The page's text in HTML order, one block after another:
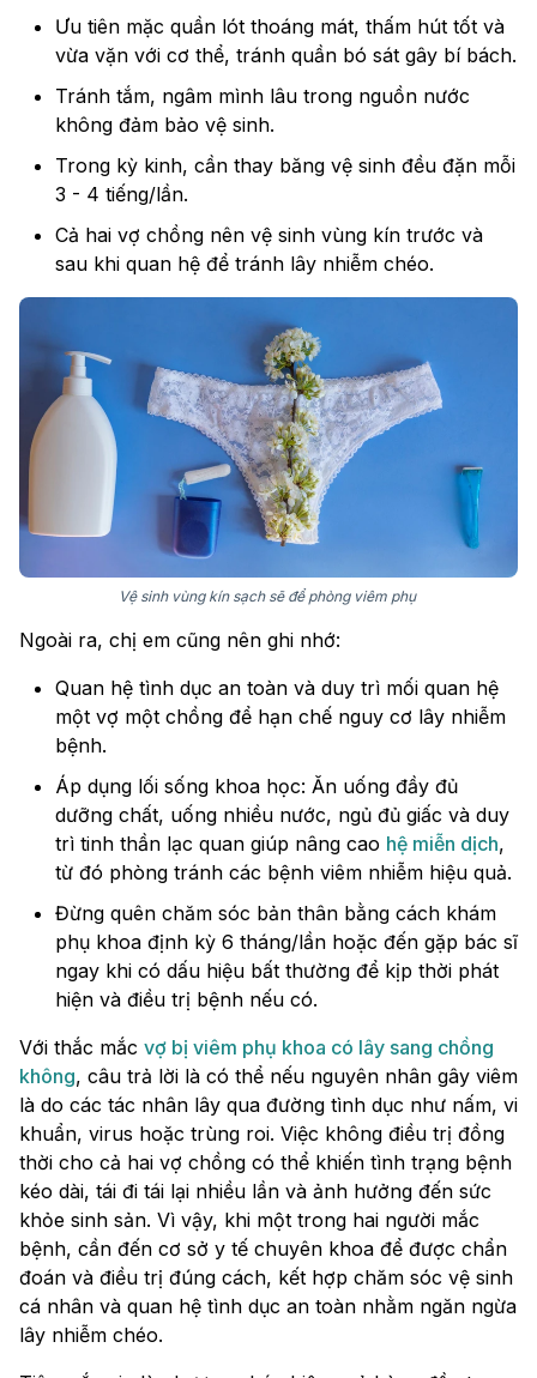
Ưu tiên mặc quần lót thoáng mát, thấm hút tốt và
vừa vặn với cơ thể, tránh quần bó sát gây bí bách.
Tránh tắm, ngâm mình lâu trong nguồn nước
không đảm bảo vệ sinh.
Trong kỳ kinh, cần thay băng vệ sinh đều đặn mỗi
3 - 4 tiếng/lần.
Cả hai vợ chồng nên vệ sinh vùng kín trước và
sau khi quan hệ để tránh lây nhiễm chéo.
Vệ sinh vùng kín sạch sẽ để phòng viêm phụ
Ngoài ra, chị em cũng nên ghi nhớ:
Quan hệ tình dục an toàn và duy trì mối quan hệ
một vợ một chồng để hạn chế nguy cơ lây nhiễm
bệnh.
Áp dụng lối sống khoa học: Ăn uống đầy đủ
dưỡng chất, uống nhiều nước, ngủ đủ giấc và duy
trì tinh thần lạc quan giúp nâng cao hệ miễn dịch,
từ đó phòng tránh các bệnh viêm nhiễm hiệu quả.
Đừng quên chăm sóc bản thân bằng cách khám
phụ khoa định kỳ 6 tháng/lần hoặc đến gặp bác sĩ
ngay khi có dấu hiệu bất thường để kịp thời phát
hiện và điều trị bệnh nếu có.
Với thắc mắc vợ bị viêm phụ khoa có lây sang chồng
không, câu trả lời là có thể nếu nguyên nhân gây viêm
là do các tác nhân lây qua đường tình dục như nấm, vi
khuẩn, virus hoặc trùng roi. Việc không điều trị đồng
thời cho cả hai vợ chồng có thể khiến tình trạng bệnh
kéo dài, tái đi tái lại nhiều lần và ảnh hưởng đến sức
khỏe sinh sản. Vì vậy, khi một trong hai người mắc
bệnh, cần đến cơ sở y tế chuyên khoa để được chẩn
đoán và điều trị đúng cách, kết hợp chăm sóc vệ sinh
cá nhân và quan hệ tình dục an toàn nhằm ngăn ngừa
lây nhiễm chéo.